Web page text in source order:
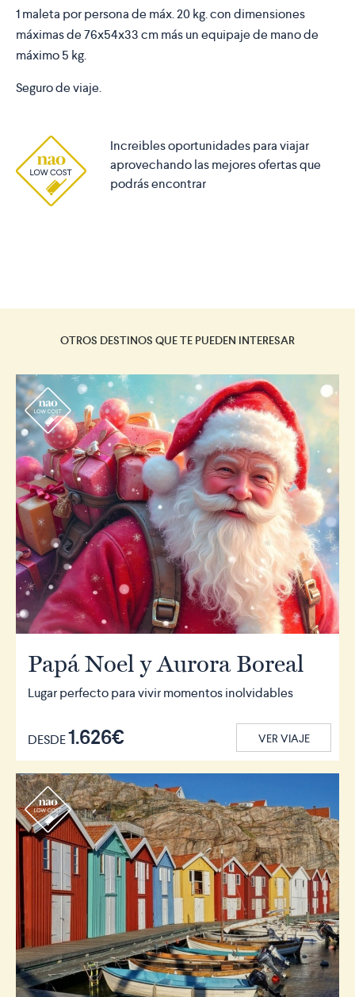
1 maleta por persona de máx. 20 kg. con dimensiones
máximas de 76x54x33 cm más un equipaje de mano de
máximo 5 kg.
Seguro de viaje.
Increibles oportunidades para viajar
aprovechando las mejores ofertas que
podrás encontrar
OTROS DESTINOS QUE TE PUEDEN INTERESAR
r
Papá Noel y Aurora Boreal
Lugar perfecto para vivir momentos inolvidables
DESDE1.626€ VER VIAJE
r